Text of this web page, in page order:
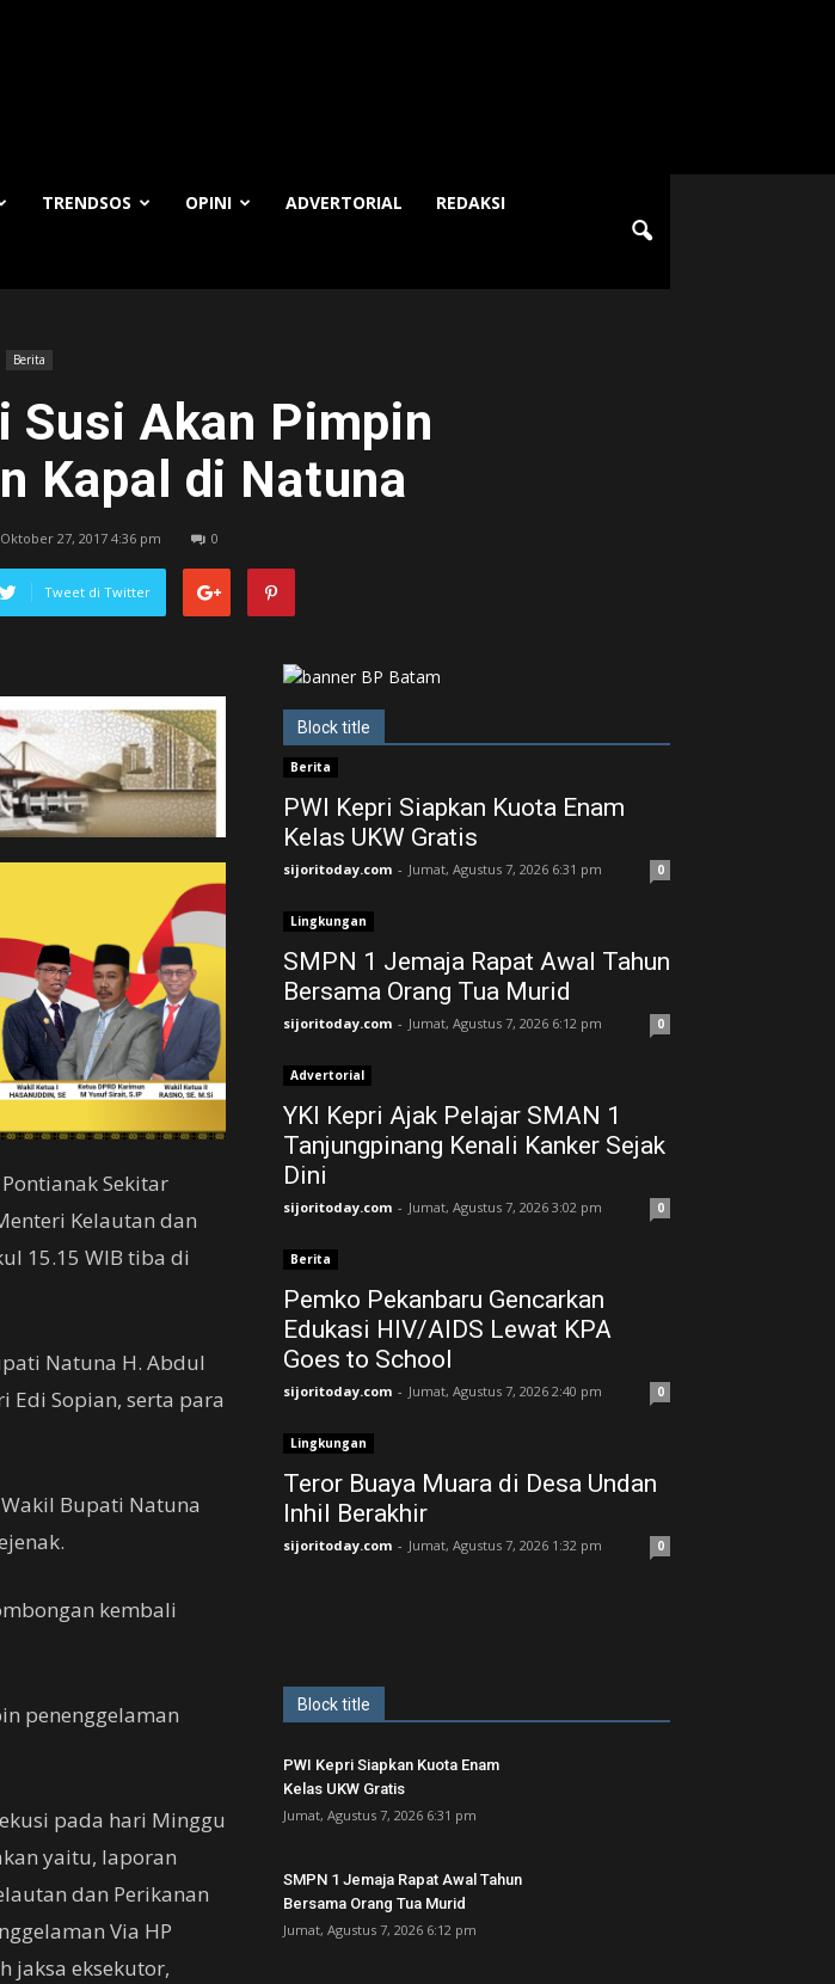
TRENDSOS OPINI ADVERTORIAL REDAKSI
Berita
Susi Akan Pimpin
Kapal di Natuna
27, 2017 4:36 pm 0
Tweet di Twitter
Sekitar
Kelautan dan
15.15 WIB tiba di
Natuna H. Abdul
Edi Sopian, serta para
Bupati Natuna
kembali
penenggelaman
pada hari Minggu
yaitu, laporan
dan Perikanan
Via HP
jaksa eksekutor,
Block title
Berita
PWI Kepri Siapkan Kuota Enam
Kelas UKW Gratis
sijoritoday.com - Jumat, Agustus 7, 2026 6:31 pm 0
Lingkungan
SMPN 1 Jemaja Rapat Awal Tahun
Bersama Orang Tua Murid ‎
sijoritoday.com - Jumat, Agustus 7, 2026 6:12 pm 0
Advertorial
YKI Kepri Ajak Pelajar SMAN 1
Tanjungpinang Kenali Kanker Sejak
Dini
sijoritoday.com - Jumat, Agustus 7, 2026 3:02 pm 0
Berita
Pemko Pekanbaru Gencarkan
Edukasi HIV/AIDS Lewat KPA
Goes to School
sijoritoday.com - Jumat, Agustus 7, 2026 2:40 pm 0
Lingkungan
Teror Buaya Muara di Desa Undan
Inhil Berakhir
sijoritoday.com - Jumat, Agustus 7, 2026 1:32 pm 0
Block title
PWI Kepri Siapkan Kuota Enam
Kelas UKW Gratis
Jumat, Agustus 7, 2026 6:31 pm
SMPN 1 Jemaja Rapat Awal Tahun
Bersama Orang Tua Murid ‎
Jumat, Agustus 7, 2026 6:12 pm